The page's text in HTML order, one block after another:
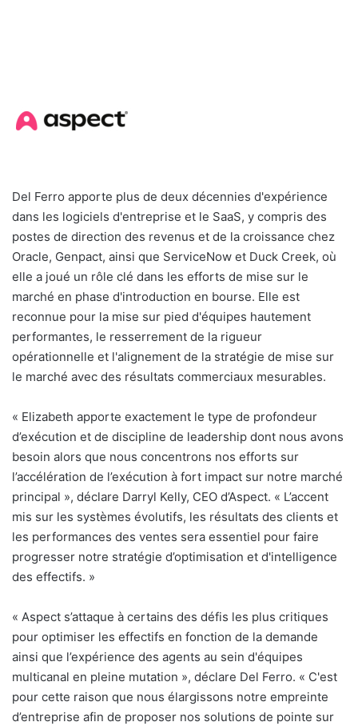
Del Ferro apporte plus de deux décennies d'expérience
dans les logiciels d'entreprise et le SaaS, y compris des
postes de direction des revenus et de la croissance chez
Oracle, Genpact, ainsi que ServiceNow et Duck Creek, où
elle a joué un rôle clé dans les efforts de mise sur le
marché en phase d'introduction en bourse. Elle est
reconnue pour la mise sur pied d'équipes hautement
performantes, le resserrement de la rigueur
opérationnelle et l'alignement de la stratégie de mise sur
le marché avec des résultats commerciaux mesurables.
« Elizabeth apporte exactement le type de profondeur
d’exécution et de discipline de leadership dont nous avons
besoin alors que nous concentrons nos efforts sur
l’accélération de l’exécution à fort impact sur notre marché
principal », déclare Darryl Kelly, CEO d’Aspect. « L’accent
mis sur les systèmes évolutifs, les résultats des clients et
les performances des ventes sera essentiel pour faire
progresser notre stratégie d’optimisation et d'intelligence
des effectifs. »
« Aspect s’attaque à certains des défis les plus critiques
pour optimiser les effectifs en fonction de la demande
ainsi que l’expérience des agents au sein d'équipes
multicanal en pleine mutation », déclare Del Ferro. « C'est
pour cette raison que nous élargissons notre empreinte
d’entreprise afin de proposer nos solutions de pointe sur